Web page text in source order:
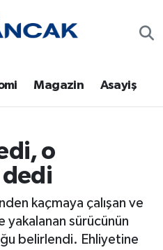
Magazin Asayiş
o
kaçmaya çalışan ve
yakalanan sürücünün
belirlendi. Ehliyetine
ve Fikstür